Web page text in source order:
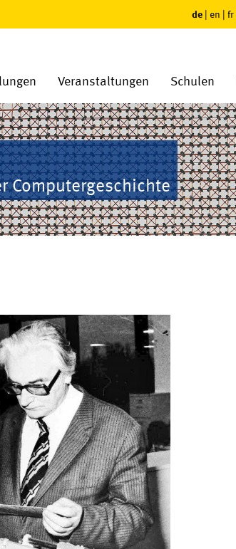
de | en | fr
Veranstaltungen Schulen
Computergeschichte